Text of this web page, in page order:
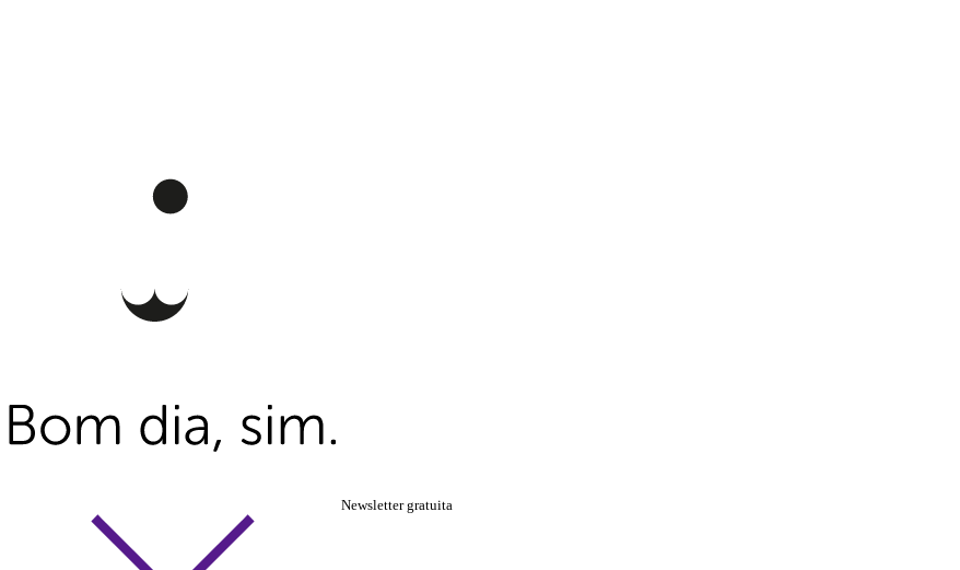
Newsletter gratuita